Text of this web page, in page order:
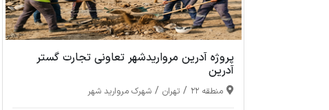
پروژه آدرین مرواریدشهر تعاونی تجارت گستر
آدرین
منطقه 22 / تهران / شهرک مروارید شهر